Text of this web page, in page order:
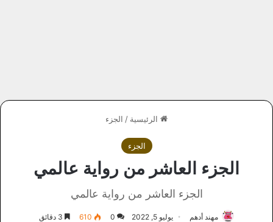
الرئيسية / الجزء
الجزء
الجزء العاشر من رواية عالمي
الجزء العاشر من رواية عالمي
مهند أدهم يوليو 5, 2022 0
610